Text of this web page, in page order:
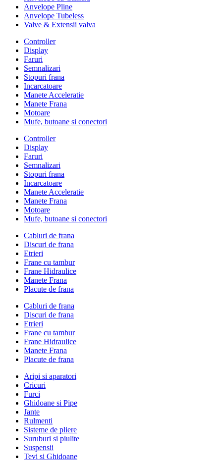
Anvelope Pline
Anvelope Tubeless
Valve & Extensii valva
Controller
Display
Faruri
Semnalizari
Stopuri frana
Incarcatoare
Manete Acceleratie
Manete Frana
Motoare
Mufe, butoane si conectori
Controller
Display
Faruri
Semnalizari
Stopuri frana
Incarcatoare
Manete Acceleratie
Manete Frana
Motoare
Mufe, butoane si conectori
Cabluri de frana
Discuri de frana
Etrieri
Frane cu tambur
Frane Hidraulice
Manete Frana
Placute de frana
Cabluri de frana
Discuri de frana
Etrieri
Frane cu tambur
Frane Hidraulice
Manete Frana
Placute de frana
Aripi si aparatori
Cricuri
Furci
Ghidoane si Pipe
Jante
Rulmenti
Sisteme de pliere
Suruburi si piulite
Suspensii
Tevi si Ghidoane